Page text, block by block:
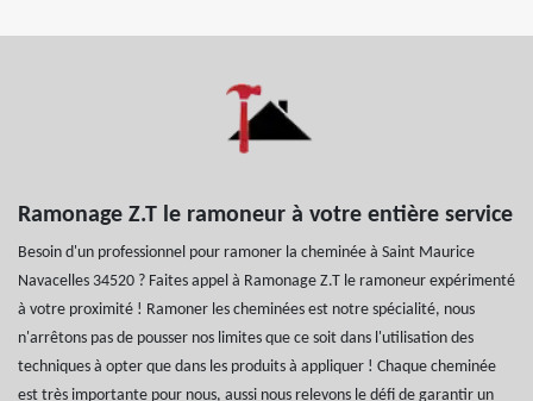
Ramonage Z.T le ramoneur à votre entière service
Besoin d'un professionnel pour ramoner la cheminée à Saint Maurice
Navacelles 34520 ? Faites appel à Ramonage Z.T le ramoneur expérimenté
à votre proximité ! Ramoner les cheminées est notre spécialité, nous
n'arrêtons pas de pousser nos limites que ce soit dans l'utilisation des
techniques à opter que dans les produits à appliquer ! Chaque cheminée
est très importante pour nous, aussi nous relevons le défi de garantir un